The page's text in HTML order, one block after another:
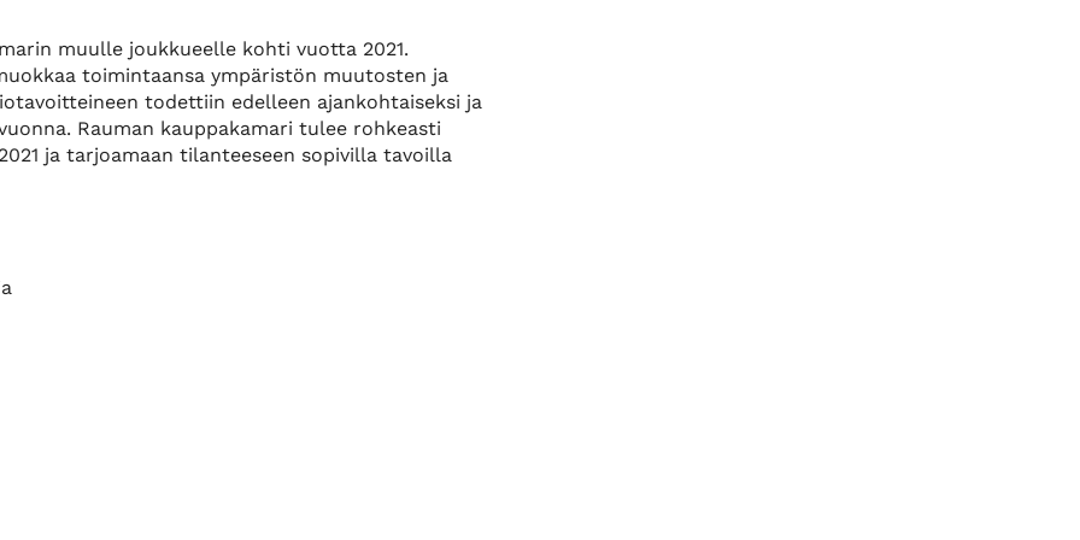
muulle joukkueelle kohti vuotta 2021.
toimintaansa ympäristön muutosten ja
todettiin edelleen ajankohtaiseksi ja
Rauman kauppakamari tulee rohkeasti
ja tarjoamaan tilanteeseen sopivilla tavoilla